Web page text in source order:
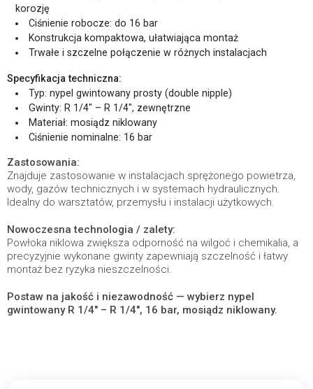
korozję
Ciśnienie robocze: do 16 bar
Konstrukcja kompaktowa, ułatwiająca montaż
Trwałe i szczelne połączenie w różnych instalacjach
Specyfikacja techniczna:
Typ: nypel gwintowany prosty (double nipple)
Gwinty: R 1/4″ – R 1/4″, zewnętrzne
Materiał: mosiądz niklowany
Ciśnienie nominalne: 16 bar
Zastosowania:
Znajduje zastosowanie w instalacjach sprężonego powietrza,
wody, gazów technicznych i w systemach hydraulicznych.
Idealny do warsztatów, przemysłu i instalacji użytkowych.
Nowoczesna technologia / zalety:
Powłoka niklowa zwiększa odporność na wilgoć i chemikalia, a
precyzyjnie wykonane gwinty zapewniają szczelność i łatwy
montaż bez ryzyka nieszczelności.
Postaw na jakość i niezawodność — wybierz nypel
gwintowany R 1/4″ – R 1/4″, 16 bar, mosiądz niklowany.